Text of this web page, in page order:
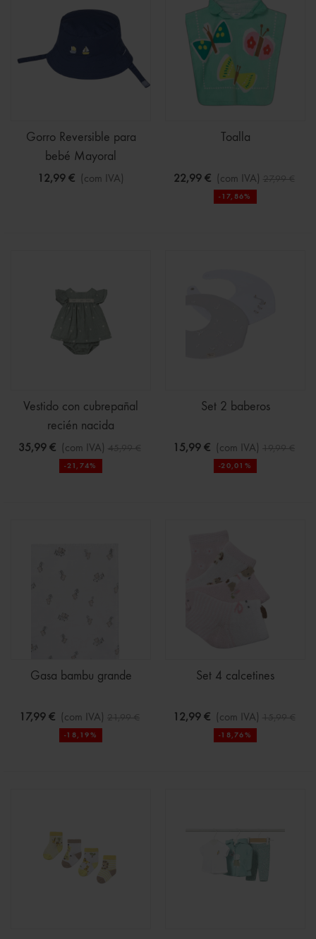
Gorro Reversible para
bebé Mayoral
12,99 € (com IVA)
Toalla
22,99 € (com IVA) 27,99 €
-17,86%
Vestido con cubrepañal
recién nacida
35,99 € (com IVA) 45,99 €
-21,74%
Set 2 baberos
15,99 € (com IVA) 19,99 €
-20,01%
Gasa bambu grande
17,99 € (com IVA) 21,99 €
-18,19%
Set 4 calcetines
12,99 € (com IVA) 15,99 €
-18,76%